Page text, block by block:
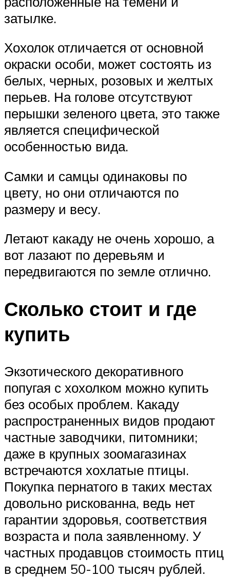
затылке.
Хохолок отличается от основной
окраски особи, может состоять из
белых, черных, розовых и желтых
перьев. На голове отсутствуют
перышки зеленого цвета, это также
является специфической
особенностью вида.
Самки и самцы одинаковы по
цвету, но они отличаются по
размеру и весу.
Летают какаду не очень хорошо, а
вот лазают по деревьям и
передвигаются по земле отлично.
Сколько стоит и где
купить
Экзотического декоративного
попугая с хохолком можно купить
без особых проблем. Какаду
распространенных видов продают
частные заводчики, питомники;
даже в крупных зоомагазинах
встречаются хохлатые птицы.
Покупка пернатого в таких местах
довольно рискованна, ведь нет
гарантии здоровья, соответствия
возраста и пола заявленному. У
частных продавцов стоимость птиц
в среднем 50-100 тысяч рублей.